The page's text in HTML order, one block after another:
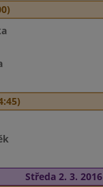
Středa 2. 3. 2016